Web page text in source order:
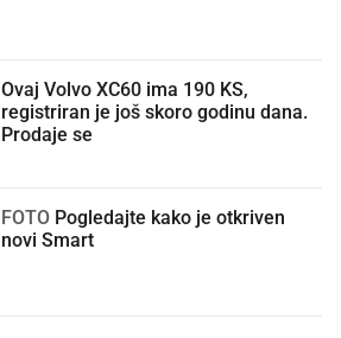
Ovaj Volvo XC60 ima 190 KS,
registriran je još skoro godinu dana.
Prodaje se
FOTO
novi Smart